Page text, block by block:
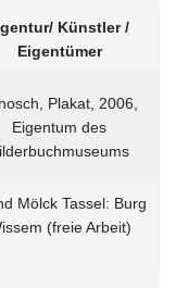
Künstler /
Eigentümer
Plakat, 2006,
Eigentum des
Mölck Tassel: Burg
(freie Arbeit)